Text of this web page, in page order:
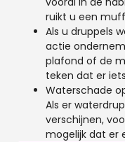
ruikt u een
Als u druppels
actie
plafond of de
teken dat er
Waterschade
Als er
verschijnen,
mogelijk dat er